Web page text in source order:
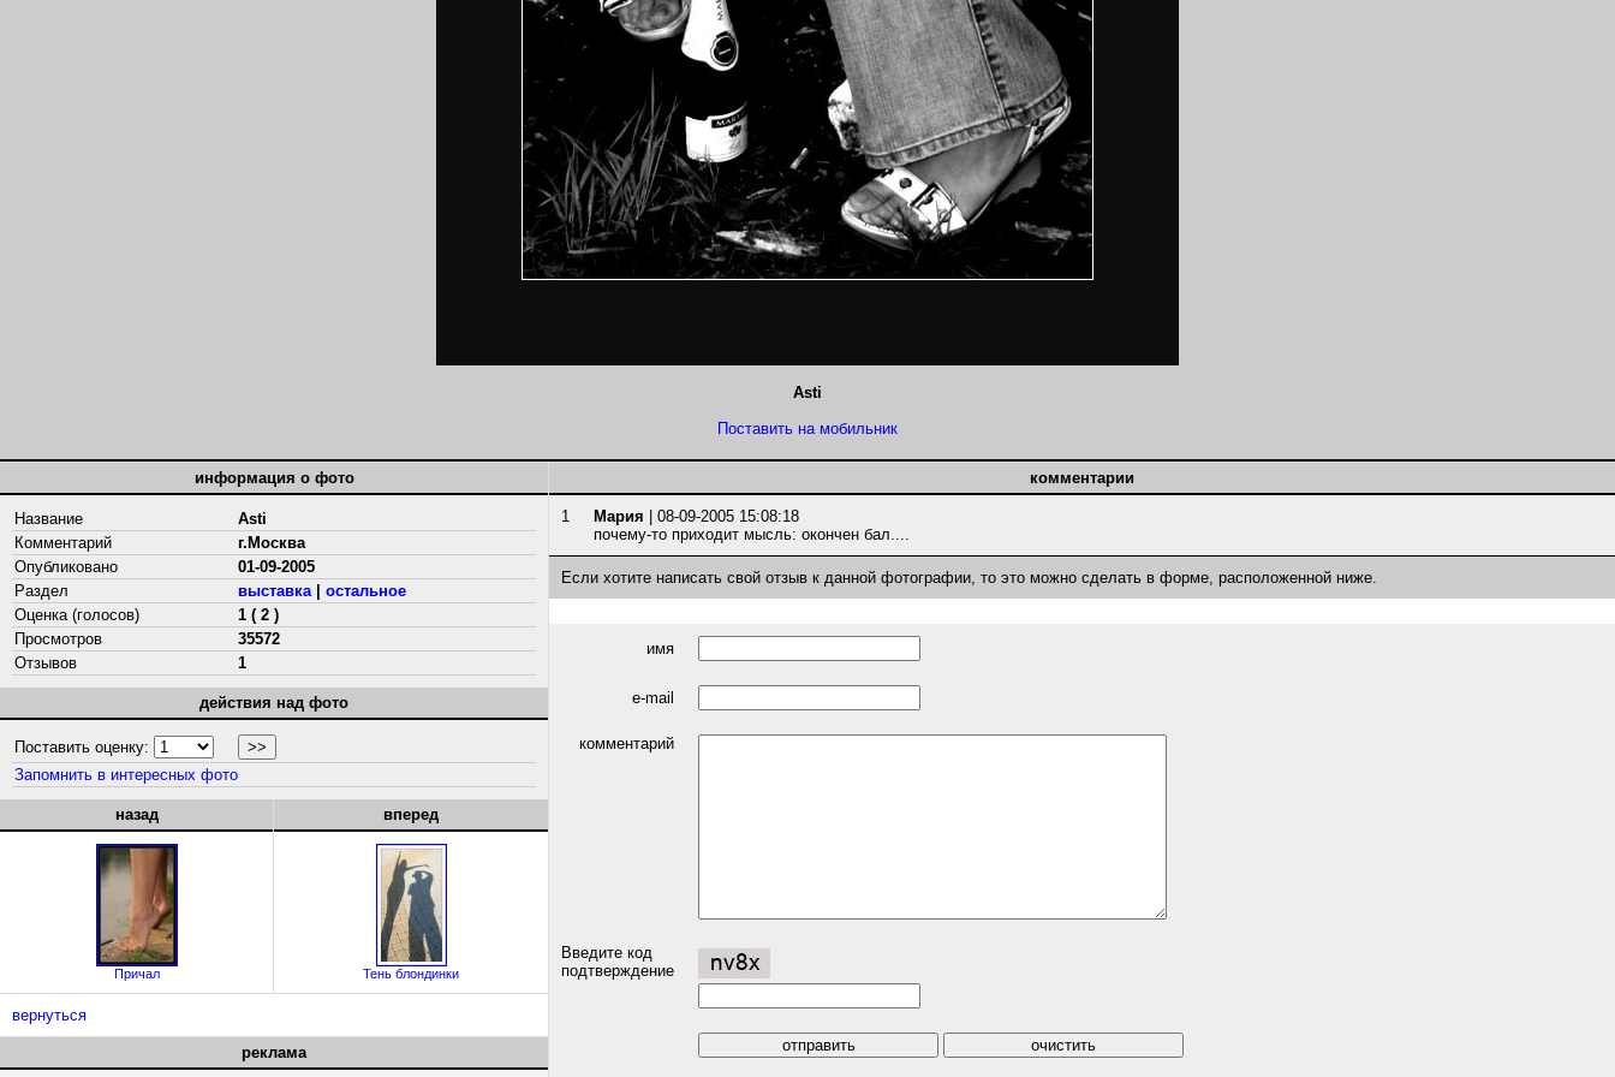
Asti
Поставить на мобильник
информация о фото
Название
Asti
Комментарий
г.Москва
Опубликовано
01-09-2005
Раздел
выставка| остальное
Оценка (голосов)
1 ( 2 )
Просмотров
35572
Отзывов
1
действия над фото
Поставить оценку:
Запомнить в интересных фото
назад
Причал
вперед
Тень блондинки
вернуться
реклама
комментарии
1 Мария | 08-09-2005 15:08:18
почему-то приходит мысль: окончен бал....
Если хотите написать свой отзыв к данной фотографии, то это можно сделать в форме, расположенной ниже.
имя
e-mail
комментарий
Введите код
подтверждение